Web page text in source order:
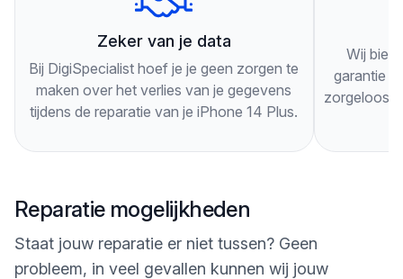
Onze technici werken snel en efficiënt, zodat je zo
snel mogelijk weer gebruik kunt maken van je
iPhone 14 Plus. Als je nog vragen hebt of langs
wilt komen, kun je ons altijd bellen of een bericht
sturen via onze website. Wij staan klaar om je te
Zeker van je data
Bij DigiSpecialist hoef je je geen zorgen te
maken over het verlies van je gegevens
tijdens de reparatie van je iPhone 14 Plus.
Wij
garantie
zorgeloos
Reparatie mogelijkheden
Staat jouw reparatie er niet tussen? Geen
probleem, in veel gevallen kunnen wij jouw